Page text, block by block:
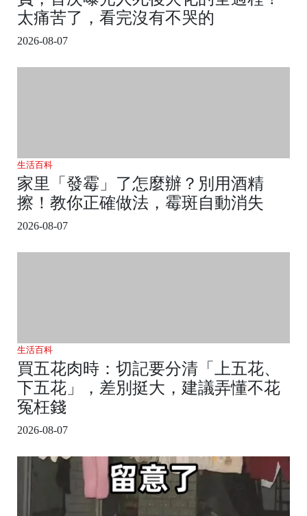
太痛苦了，看完沒有不哭的
2026-08-07
生活百科
家里「發霉」了怎麼辦？別用酒精
擦！教你正確做法，霉斑自動消失
2026-08-07
生活百科
買五花肉時：切記要分清「上五花、
下五花」，差別挺大，建議弄懂不花
冤枉錢
2026-08-07